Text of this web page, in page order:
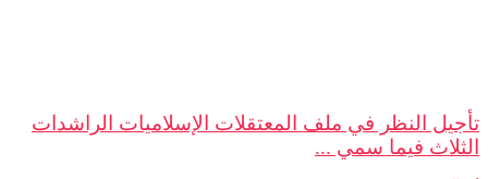
تأجيل النظر في ملف المعتقلات الإسلاميات الراشدات
الثلاث فيما سمي ...